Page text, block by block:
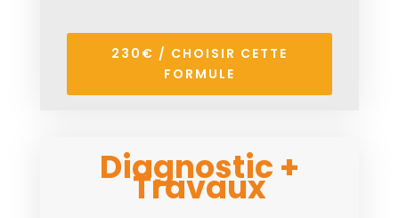
230€ / CHOISIR CETTE
FORMULE
Diagnostic +
Travaux